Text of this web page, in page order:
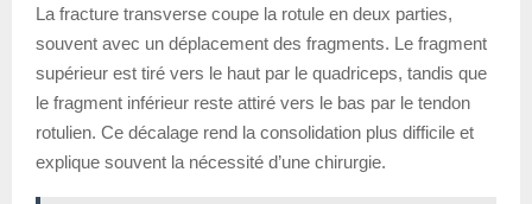
La fracture transverse coupe la rotule en deux parties,
souvent avec un déplacement des fragments. Le fragment
supérieur est tiré vers le haut par le quadriceps, tandis que
le fragment inférieur reste attiré vers le bas par le tendon
rotulien. Ce décalage rend la consolidation plus difficile et
explique souvent la nécessité d’une chirurgie.